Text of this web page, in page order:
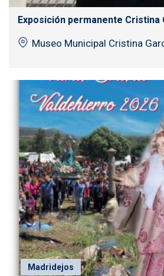
Exposición permanente Cristina
Museo Municipal Cristina
Madridejos